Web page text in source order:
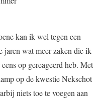
kan ik wel tegen een
jaren wat meer zaken die ik
op gereageerd heb. Met
op de kwestie Nekschot
niets toe te voegen aan